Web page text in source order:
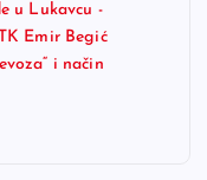
u Lukavcu -
Emir Begić
i način